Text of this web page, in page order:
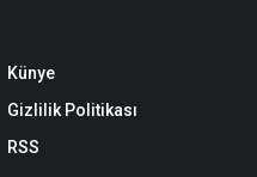
Künye
Gizlilik Politikası
RSS